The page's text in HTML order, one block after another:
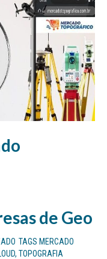
de Geo
TAGS MERCADO
, TOPOGRAFIA